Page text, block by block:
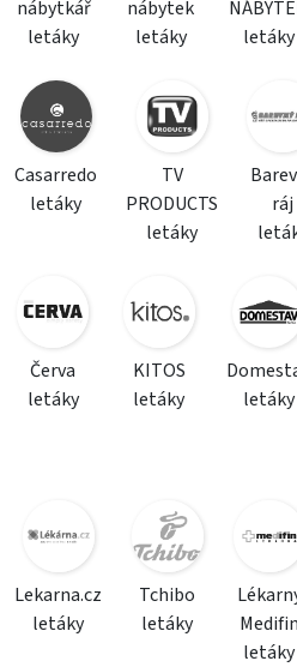
nábytkář
letáky
nábytek
letáky
letáky
Casarredo
letáky
TV
PRODUCTS
letáky
ráj
Červa
letáky
KITOS
letáky
letáky
Lekarna.cz
letáky
Tchibo
letáky
Medifin
letáky